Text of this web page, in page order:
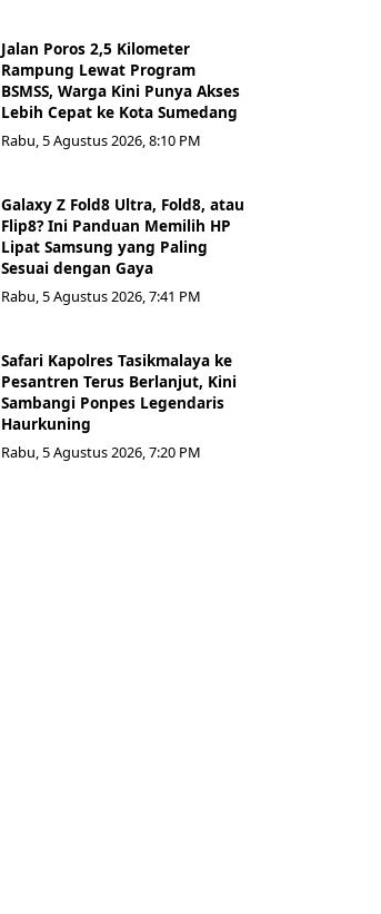
Jalan Poros 2,5 Kilometer
Rampung Lewat Program
BSMSS, Warga Kini Punya Akses
Lebih Cepat ke Kota Sumedang
Rabu, 5 Agustus 2026, 8:10 PM
Galaxy Z Fold8 Ultra, Fold8, atau
Flip8? Ini Panduan Memilih HP
Lipat Samsung yang Paling
Sesuai dengan Gaya
Rabu, 5 Agustus 2026, 7:41 PM
Safari Kapolres Tasikmalaya ke
Pesantren Terus Berlanjut, Kini
Sambangi Ponpes Legendaris
Haurkuning
Rabu, 5 Agustus 2026, 7:20 PM